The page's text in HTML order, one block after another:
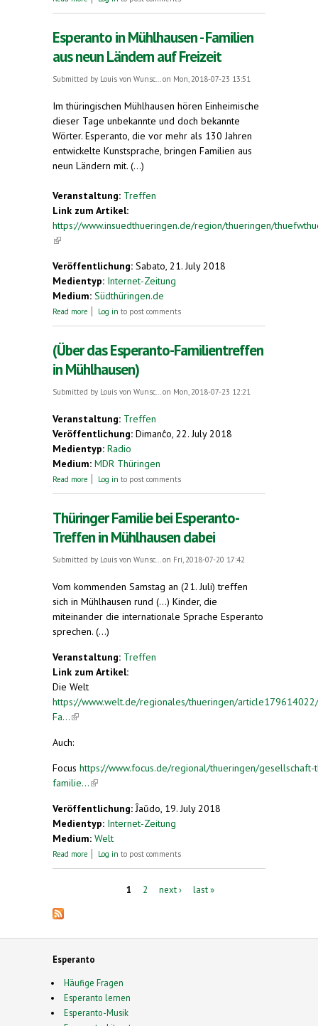
Esperanto in Mühlhausen - Familien
aus neun Ländern auf Freizeit
Submitted by Louis von Wunsc... on Mon, 2018-07-23 13:51
Im thüringischen Mühlhausen hören Einheimische
dieser Tage unbekannte und doch bekannte
Wörter. Esperanto, die vor mehr als 130 Jahren
entwickelte Kunstsprache, bringen Familien aus
neun Ländern mit. (...)
Veranstaltung: Treffen
Link zum Artikel:
https://www.insuedthueringen.de/region/thueringen/
(link is external)
Veröffentlichung: Sabato, 21. July 2018
Medientyp: Internet-Zeitung
Medium: Südthüringen.de
Read more about Esperanto in Mühlhausen - Familien aus
Log in to post comments
(Über das Esperanto-Familientreffen
in Mühlhausen)
Submitted by Louis von Wunsc... on Mon, 2018-07-23 12:21
Veranstaltung: Treffen
Veröffentlichung: Dimanĉo, 22. July 2018
Medientyp: Radio
Medium: MDR Thüringen
Read more about (Über das Esperanto-Familientreffen in
Log in to post comments
Thüringer Familie bei Esperanto-
Treffen in Mühlhausen dabei
Submitted by Louis von Wunsc... on Fri, 2018-07-20 17:42
Vom kommenden Samstag an (21. Juli) treffen
sich in Mühlhausen rund (...) Kinder, die
miteinander die internationale Sprache Esperanto
sprechen. (...)
Veranstaltung: Treffen
Link zum Artikel:
Die Welt
https://www.welt.de/regionales/thueringen/
Fa...(link is external)
Auch:
Focus https://www.focus.de/regional/thueringen/gesellschaft-
familie...(link is external)
Veröffentlichung: Ĵaŭdo, 19. July 2018
Medientyp: Internet-Zeitung
Medium: Welt
Read more about Thüringer Familie bei Esperanto-Treffen in
Log in to post comments
1 2 next › last »
Esperanto
Häufige Fragen
Esperanto lernen
Esperanto-Musik